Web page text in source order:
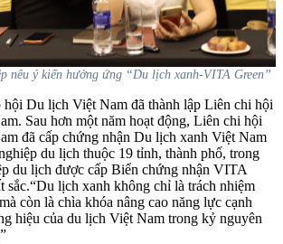
nêu ý kiến hưởng ứng “Du lịch xanh-VITA Green”
Du lịch Việt Nam đã thành lập Liên chi hội
Sau hơn một năm hoạt động, Liên chi hội
đã cấp chứng nhận Du lịch xanh Việt Nam
du lịch thuộc 19 tỉnh, thành phố, trong
du lịch được cấp Biển chứng nhận VITA
sắc.“Du lịch xanh không chỉ là trách nhiệm
còn là chìa khóa nâng cao năng lực cạnh
hiệu của du lịch Việt Nam trong kỷ nguyên